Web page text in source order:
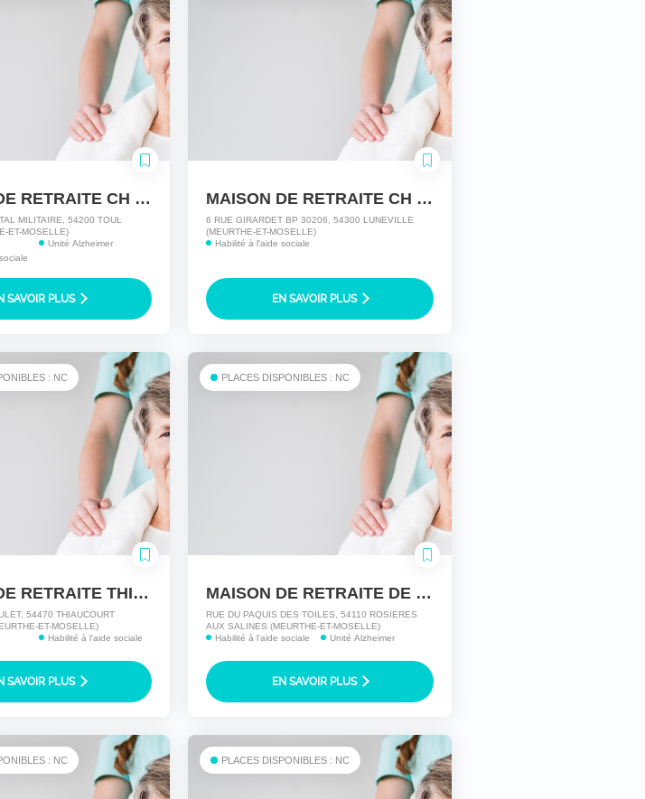
MAISON DE RETRAITE CH TOUL
MILITAIRE, 54200 TOUL
ET-MOSELLE)
Unité Alzheimer
SAVOIR PLUS
MAISON DE RETRAITE CH LUNEVILLE
6 RUE GIRARDET BP 30206, 54300 LUNEVILLE
(MEURTHE-ET-MOSELLE)
Habilité à l'aide sociale
EN SAVOIR PLUS
: NC
MAISON DE RETRAITE THIAUCOURT
54470 THIAUCOURT
ET-MOSELLE)
Habilité à l'aide sociale
SAVOIR PLUS
PLACES DISPONIBLES : NC
MAISON DE RETRAITE DE ROSIERES
RUE DU PAQUIS DES TOILES, 54110 ROSIERES
AUX SALINES (MEURTHE-ET-MOSELLE)
Habilité à l'aide sociale
Unité Alzheimer
EN SAVOIR PLUS
: NC PLACES DISPONIBLES : NC